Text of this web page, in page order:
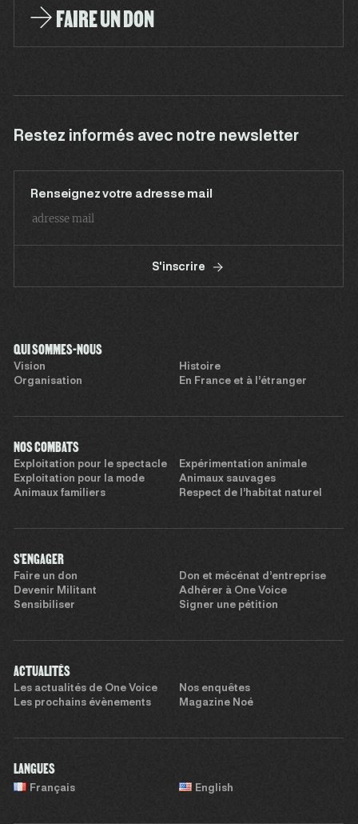
FAIRE UN DON
Restez informés avec notre newsletter
Renseignez votre adresse mail
S'inscrire
QUI SOMMES-NOUS
Vision
Histoire
Organisation
En France et à l’étranger
NOS COMBATS
Exploitation pour le spectacle
Expérimentation animale
Exploitation pour la mode
Animaux sauvages
Animaux familiers
Respect de l’habitat naturel
S'ENGAGER
Faire un don
Don et mécénat d’entreprise
Devenir Militant
Adhérer à One Voice
Sensibiliser
Signer une pétition
ACTUALITÉS
Les actualités de One Voice
Nos enquêtes
Les prochains évènements
Magazine Noé
LANGUES
Français English